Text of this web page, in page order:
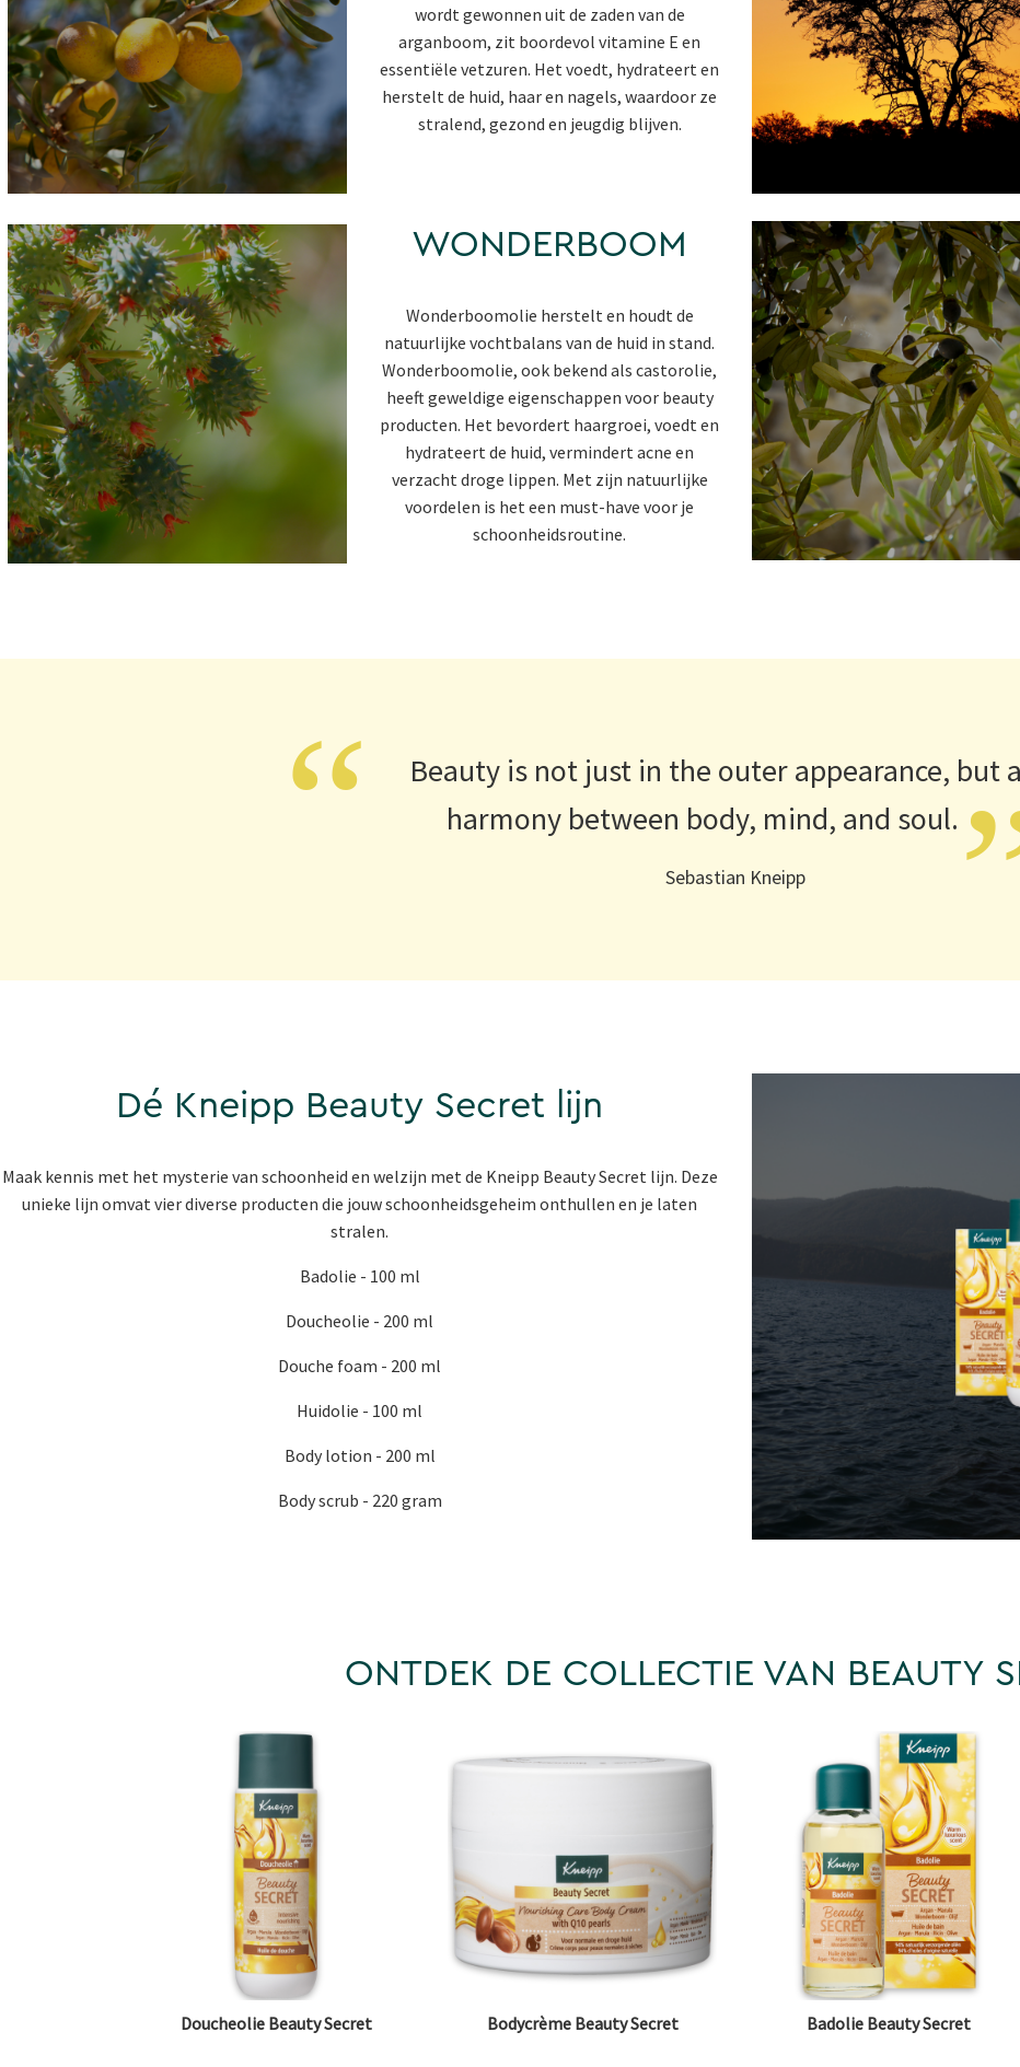
wordt gewonnen uit de zaden van de
arganboom, zit boordevol vitamine E en
essentiële vetzuren. Het voedt, hydrateert en
herstelt de huid, haar en nagels, waardoor ze
stralend, gezond en jeugdig blijven.
WONDERBOOM
Wonderboomolie herstelt en houdt de
natuurlijke vochtbalans van de huid in stand.
Wonderboomolie, ook bekend als castorolie,
heeft geweldige eigenschappen voor beauty
producten. Het bevordert haargroei, voedt en
hydrateert de huid, vermindert acne en
verzacht droge lippen. Met zijn natuurlijke
voordelen is het een must-have voor je
schoonheidsroutine.
“
Beauty is not just in the outer appearance, but
harmony between body, mind, and soul.
Sebastian Kneipp
Dé Kneipp Beauty Secret lijn
Maak kennis met het mysterie van schoonheid en welzijn met de Kneipp Beauty Secret lijn. Deze
unieke lijn omvat vier diverse producten die jouw schoonheidsgeheim onthullen en je laten
stralen.
Badolie - 100 ml
Doucheolie - 200 ml
Douche foam - 200 ml
Huidolie - 100 ml
Body lotion - 200 ml
Body scrub - 220 gram
ONTDEK DE COLLECTIE VAN BEAUTY
Doucheolie Beauty Secret Bodycrème Beauty Secret Badolie Beauty Secret